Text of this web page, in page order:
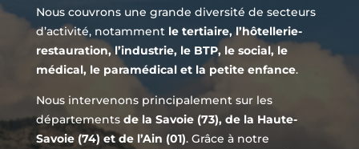
Nous couvrons une grande diversité de secteurs
d’activité, notammentle tertiaire, l’hôtellerie-
restauration, l’industrie, le BTP, le social, le
médical, le paramédical et la petite enfance.
Nous intervenons principalement sur les
départements de la Savoie (73), de la Haute-
Savoie (74) et de l’Ain (01). Grâce à notre